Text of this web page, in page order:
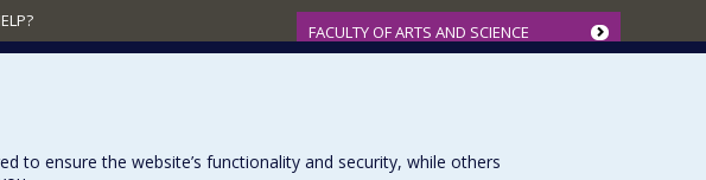
FACULTY OF ARTS AND SCIENCE
to ensure the website’s functionality and security, while others